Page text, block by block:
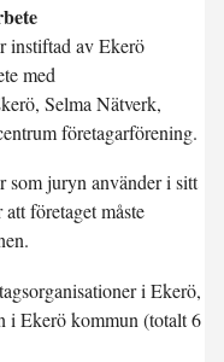
instiftad av Ekerö
med
Selma Nätverk,
företagarförening.
som juryn använder i sitt
företaget måste
i Ekerö,
i Ekerö kommun (totalt 6